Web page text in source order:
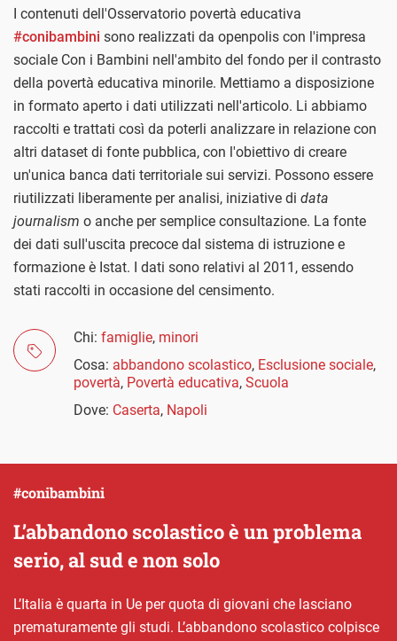
I contenuti dell'Osservatorio povertà educativa
#conibambini sono realizzati da openpolis con l'impresa
sociale Con i Bambini nell'ambito del fondo per il contrasto
della povertà educativa minorile. Mettiamo a disposizione
in formato aperto i dati utilizzati nell'articolo. Li abbiamo
raccolti e trattati così da poterli analizzare in relazione con
altri dataset di fonte pubblica, con l'obiettivo di creare
un'unica banca dati territoriale sui servizi. Possono essere
riutilizzati liberamente per analisi, iniziative di data
journalism o anche per semplice consultazione. La fonte
dei dati sull'uscita precoce dal sistema di istruzione e
formazione è Istat. I dati sono relativi al 2011, essendo
stati raccolti in occasione del censimento.
Chi: famiglie, minori
Cosa: abbandono scolastico, Esclusione sociale,
povertà, Povertà educativa, Scuola
Dove: Caserta, Napoli
L’abbandono scolastico è un problema
serio, al sud e non solo
#conibambini
L’Italia è quarta in Ue per quota di giovani che lasciano
prematuramente gli studi. L’abbandono scolastico colpisce